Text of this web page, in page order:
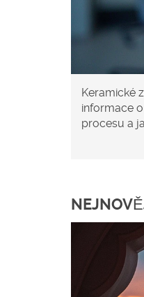
Keramické
informace
procesu a